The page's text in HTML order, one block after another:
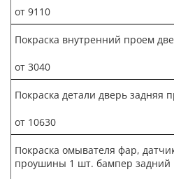
от 9110
Покраска внутренний проем
от 3040
Покраска детали дверь задняя
от 10630
Покраска омывателя фар,
проушины 1 шт. бампер задний